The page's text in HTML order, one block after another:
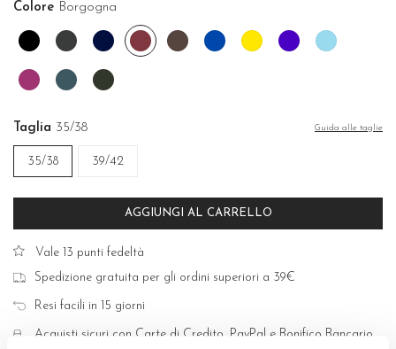
Colore Borgogna
Nero
Grigio
antracite
Blu BorgognaCioccolatoCobaltoGirasoleIndacoOnda
OrchideaOttanioVerde
Taglia 35/38 Guida alle taglie
35/38 39/42
AGGIUNGI AL CARRELLO
Vale 13 punti fedeltà
Spedizione gratuita per gli ordini superiori a 39€
Resi facili in 15 giorni
Acquisti sicuri con Carte di Credito, PayPal e Bonifico Bancario